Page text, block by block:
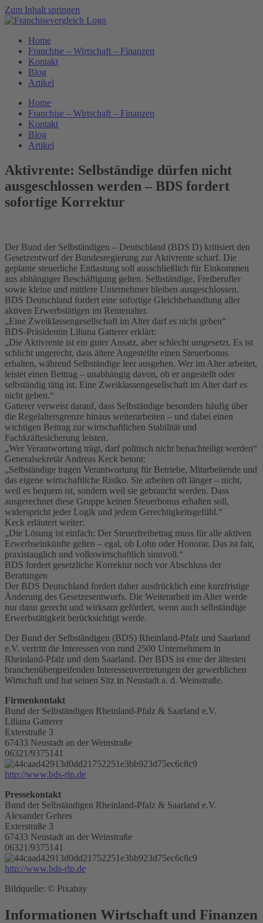
Zum Inhalt springen
Home
Franchise – Wirtschaft – Finanzen
Kontakt
Blog
Artikel
Home
Franchise – Wirtschaft – Finanzen
Kontakt
Blog
Artikel
Aktivrente: Selbständige dürfen nicht
ausgeschlossen werden – BDS fordert
sofortige Korrektur
Der Bund der Selbständigen – Deutschland (BDS D) kritisiert den
Gesetzentwurf der Bundesregierung zur Aktivrente scharf. Die
geplante steuerliche Entlastung soll ausschließlich für Einkommen
aus abhängiger Beschäftigung gelten. Selbständige, Freiberufler
sowie kleine und mittlere Unternehmer bleiben ausgeschlossen.
BDS Deutschland fordert eine sofortige Gleichbehandlung aller
aktiven Erwerbstätigen im Rentenalter.
„Eine Zweiklassengesellschaft im Alter darf es nicht geben“
BDS-Präsidentin Liliana Gatterer erklärt:
„Die Aktivrente ist ein guter Ansatz, aber schlecht umgesetzt. Es ist
schlicht ungerecht, dass ältere Angestellte einen Steuerbonus
erhalten, während Selbständige leer ausgehen. Wer im Alter arbeitet,
leistet einen Beitrag – unabhängig davon, ob er angestellt oder
selbständig tätig ist. Eine Zweiklassengesellschaft im Alter darf es
nicht geben.“
Gatterer verweist darauf, dass Selbständige besonders häufig über
die Regelaltersgrenze hinaus weiterarbeiten – und dabei einen
wichtigen Beitrag zur wirtschaftlichen Stabilität und
Fachkräftesicherung leisten.
„Wer Verantwortung trägt, darf politisch nicht benachteiligt werden“
Generalsekretär Andreas Keck betont:
„Selbständige tragen Verantwortung für Betriebe, Mitarbeitende und
das eigene wirtschaftliche Risiko. Sie arbeiten oft länger – nicht,
weil es bequem ist, sondern weil sie gebraucht werden. Dass
ausgerechnet diese Gruppe keinen Steuerbonus erhalten soll,
widerspricht jeder Logik und jedem Gerechtigkeitsgefühl.“
Keck erläutert weiter:
„Die Lösung ist einfach: Der Steuerfreibetrag muss für alle aktiven
Erwerbseinkünfte gelten – egal, ob Lohn oder Honorar. Das ist fair,
praxistauglich und volkswirtschaftlich sinnvoll.“
BDS fordert gesetzliche Korrektur noch vor Abschluss der
Beratungen
Der BDS Deutschland fordert daher ausdrücklich eine kurzfristige
Änderung des Gesetzesentwurfs. Die Weiterarbeit im Alter werde
nur dann gerecht und wirksam gefördert, wenn auch selbständige
Erwerbstätigkeit berücksichtigt werde.
Der Bund der Selbständigen (BDS) Rheinland-Pfalz und Saarland
e.V. vertritt die Interessen von rund 2500 Unternehmern in
Rheinland-Pfalz und dem Saarland. Der BDS ist eine der ältesten
branchenübergreifenden Interessenvertretungen der gewerblichen
Wirtschaft und hat seinen Sitz in Neustadt a. d. Weinstraße.
Firmenkontakt
Bund der Selbständigen Rheinland-Pfalz & Saarland e.V.
Liliana Gatterer
Exterstraße 3
67433 Neustadt an der Weinstraße
06321/9375141
http://www.bds-rlp.de
Pressekontakt
Bund der Selbständigen Rheinland-Pfalz & Saarland e.V.
Alexander Gehres
Exterstraße 3
67433 Neustadt an der Weinstraße
06321/9375141
http://www.bds-rlp.de
Bildquelle: © Pixabay
Informationen Wirtschaft und Finanzen